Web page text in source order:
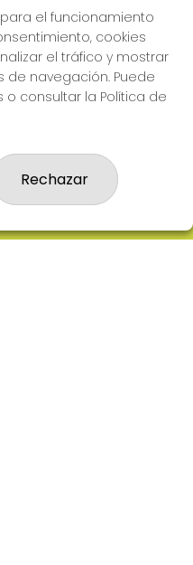
el funcionamiento
cookies
el tráfico y mostrar
navegación. Puede
o consultar la Política de
Rechazar